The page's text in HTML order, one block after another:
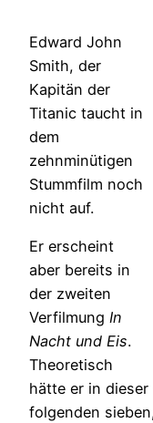
Edward John
Smith, der
Kapitän der
Titanic taucht in
dem
zehnminütigen
Stummfilm noch
nicht auf.
Er erscheint
aber bereits in
der zweiten
Verfilmung In
Nacht und Eis.
Theoretisch
hätte er in
folgenden